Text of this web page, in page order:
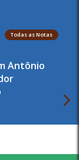
Todas as Notas
Antônio